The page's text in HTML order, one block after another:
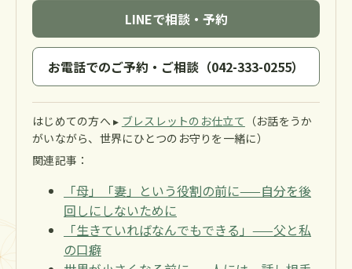
LINEで相談・予約
お電話でのご予約・ご相談（042-333-0255）
はじめての方へ ▸ ブレスレットのお仕立て （お話をうか
がいながら、世界にひとつのお守りを一緒に）
関連記事：
「母」「妻」という役割の前に——自分を後
回しにしないために
「生きていればなんでもできる」——父と私
の口癖